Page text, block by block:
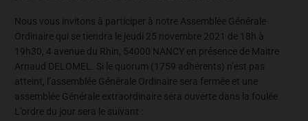
Nous vous invitons à participer à notre Assemblée Générale
Ordinaire qui se tiendra le jeudi 25 novembre 2021 de 18h à
19h30, 4 avenue du Rhin, 54000 NANCY en présence de Maitre
Arnaud DELOMEL. Si le quorum (1759 adhérents) n’est pas
atteint, l’assemblée Générale Ordinaire sera fermée et une
assemblée Générale extraordinaire sera ouverte dans la foulée.
L’ordre du jour sera le suivant :